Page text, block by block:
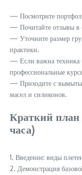
— Посмотрите
— Почитайте отзывы в
— Уточните размер
практики.
— Если важна техника
профессиональные
— Приходите с
масел и силиконов.
Краткий план
часа)
1. Введение: виды
2. Демонстрация